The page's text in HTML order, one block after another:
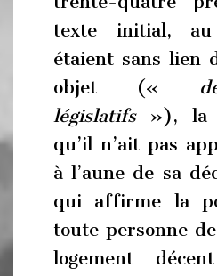
texte initial,
étaient sans lien
objet («
législatifs»), la
qu’il n’ait pas
à l’aune de sa
qui affirme la
toute personne
logement